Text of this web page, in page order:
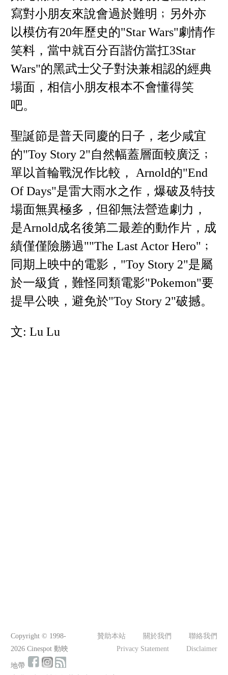
寫對小朋友來說會過於難明﹔另外亦
以模仿有20年歷史的"Star Wars"劇情作
笑料，當中就百分百諧仿當扛3Star
Wars"的黑武士父子對決兼相認的經典
場面，相信小朋友根本不會懂得笑
吧。
聖誕節是普天同慶的日子，老少咸宜
的"Toy Story 2"自然幅蓋層面較廣泛﹔
單以首輪戰況作比較， Arnold的"End
Of Days"是雷大雨水之作，爆破及特技
場面無異極多，但卻無法營造劇力，
是Arnold成名後第二最差的動作片，成
績僅僅險勝過""The Last Actor Hero"﹔
同期上映中的電影，"Toy Story 2"是屬
於一級貨，難怪同類電影"Pokemon"要
提早公映，避免於"Toy Story 2"破撼。
文: Lu Lu
贊助本站 關於我們
聯絡我們
Privacy Statement
Disclaimer
Copyright © 1998-
2026 Cinespot 動映
地帶